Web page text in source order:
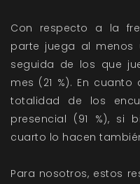
Con respecto a la
parte juega al menos
seguida de los que
mes (21 %). En
totalidad de los
presencial (91 %), si
cuarto lo hacen
Para nosotros, estos